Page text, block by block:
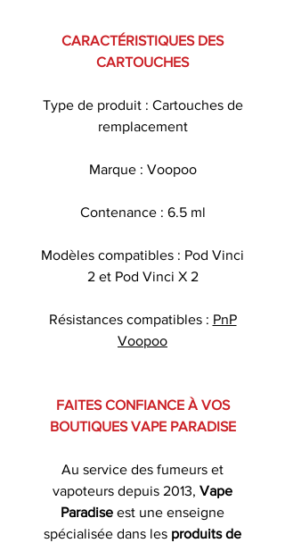
CARACTÉRISTIQUES DES
CARTOUCHES
Type de produit : Cartouches de
remplacement
Marque : Voopoo
Contenance : 6.5 ml
Modèles compatibles : Pod Vinci
2 et Pod Vinci X 2
Résistances compatibles : PnP
Voopoo
FAITES CONFIANCE À VOS
BOUTIQUES VAPE PARADISE
Au service des fumeurs et
vapoteurs depuis 2013, Vape
Paradise est une enseigne
spécialisée dans les produits de